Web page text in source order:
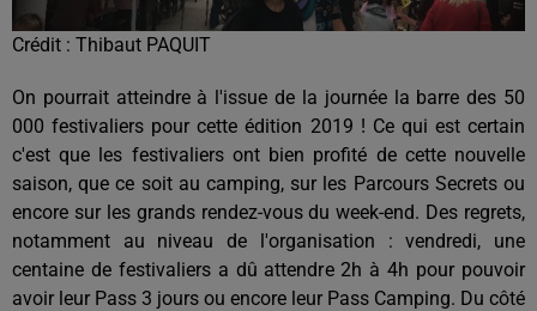
Crédit : Thibaut PAQUIT
On pourrait atteindre à l'issue de la journée la barre des 50
000 festivaliers pour cette édition 2019 ! Ce qui est certain
c'est que les festivaliers ont bien profité de cette nouvelle
saison, que ce soit au camping, sur les Parcours Secrets ou
encore sur les grands rendez-vous du week-end. Des regrets,
notamment au niveau de l'organisation : vendredi, une
centaine de festivaliers a dû attendre 2h à 4h pour pouvoir
avoir leur Pass 3 jours ou encore leur Pass Camping. Du côté